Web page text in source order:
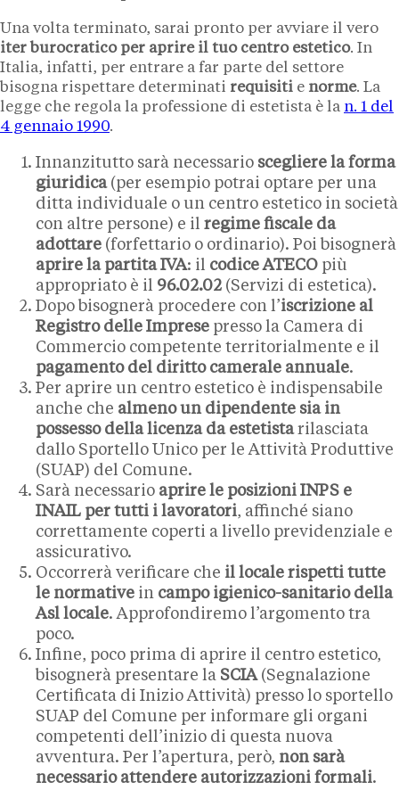
Una volta terminato, sarai pronto per avviare il vero
iter burocratico per aprire il tuo centro estetico. In
Italia, infatti, per entrare a far parte del settore
bisogna rispettare determinati requisiti e norme. La
legge che regola la professione di estetista è la n. 1 del
4 gennaio 1990.
Innanzitutto sarà necessario scegliere la forma
giuridica(per esempio potrai optare per una
ditta individuale o un centro estetico in società
con altre persone) e il regime fiscale da
adottare (forfettario o ordinario). Poi bisognerà
aprire la partita IVA: il codice ATECO più
appropriato è il 96.02.02 (Servizi di estetica).
Dopo bisognerà procedere con l’iscrizione al
Registro delle Imprese presso la Camera di
Commercio competente territorialmente e il
pagamento del diritto camerale annuale.
Per aprire un centro estetico è indispensabile
anche che almeno un dipendente sia in
possesso della licenza da estetistarilasciata
dallo Sportello Unico per le Attività Produttive
(SUAP) del Comune.
Sarà necessario aprire le posizioni INPS e
INAIL per tutti i lavoratori, affinché siano
correttamente coperti a livello previdenziale e
assicurativo.
Occorrerà verificare che il locale rispetti tutte
le normative in campo igienico-sanitario della
Asl locale. Approfondiremo l’argomento tra
poco.
Infine, poco prima di aprire il centro estetico,
bisognerà presentare la SCIA(Segnalazione
Certificata di Inizio Attività) presso lo sportello
SUAP del Comune per informare gli organi
competenti dell’inizio di questa nuova
avventura. Per l’apertura, però, non sarà
necessario attendere autorizzazioni formali.